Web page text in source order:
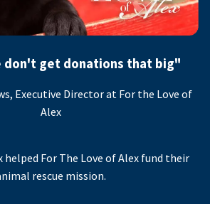
don't get donations that big"
Executive Director at For the Love of
Alex
helped For The Love of Alex fund their
rescue mission.